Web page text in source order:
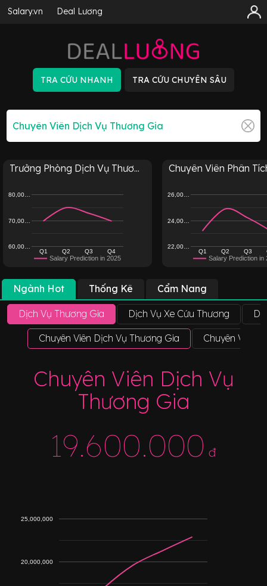
Salary.vn Deal Lương
Trưởng Phòng Dịch Vụ Thươ...
Salary Prediction in 2025
Q1 Q2 Q3 Q4
60,00…
70,00…
80,00…
Chuyên Viên Phân
Salary Prediction in
Q1 Q2 Q3
22,00…
24,00…
26,00…
Ngành Hot Thống Kê Cẩm Nang
Dịch Vụ Thương Gia Dịch Vụ Xe Cứu Thương
Chuyên Viên Dịch Vụ Thương Gia Chuyên Viên
Chuyên Viên Dịch Vụ
Thương Gia
19.600.000 đ
20,000,000
25,000,000